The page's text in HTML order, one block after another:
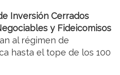
Inversión Cerrados
y Fideicomisos
al régimen de
hasta el tope de los 100